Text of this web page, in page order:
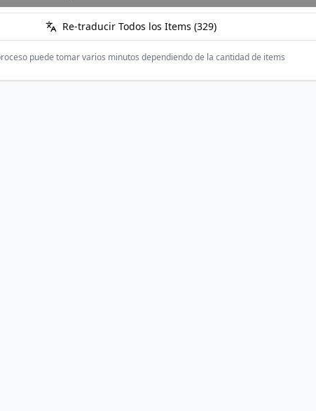
Re-traducir Todos los Items (329)
puede tomar varios minutos dependiendo de la cantidad de items